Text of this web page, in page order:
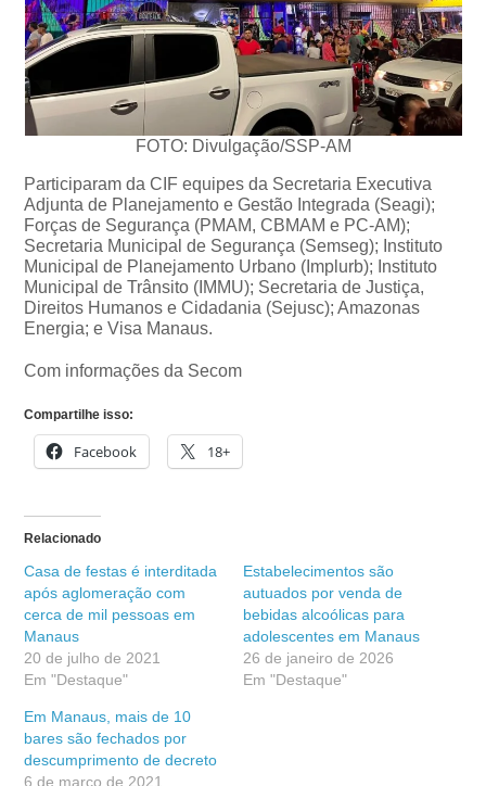
FOTO: Divulgação/SSP-AM
Participaram da CIF equipes da Secretaria Executiva
Adjunta de Planejamento e Gestão Integrada (Seagi);
Forças de Segurança (PMAM, CBMAM e PC-AM);
Secretaria Municipal de Segurança (Semseg); Instituto
Municipal de Planejamento Urbano (Implurb); Instituto
Municipal de Trânsito (IMMU); Secretaria de Justiça,
Direitos Humanos e Cidadania (Sejusc); Amazonas
Energia; e Visa Manaus.
Com informações da Secom
Compartilhe isso:
Facebook 18+
Relacionado
Casa de festas é interditada
após aglomeração com
cerca de mil pessoas em
Manaus
20 de julho de 2021
Em "Destaque"
Estabelecimentos são
autuados por venda de
bebidas alcoólicas para
adolescentes em Manaus
26 de janeiro de 2026
Em "Destaque"
Em Manaus, mais de 10
bares são fechados por
descumprimento de decreto
6 de março de 2021